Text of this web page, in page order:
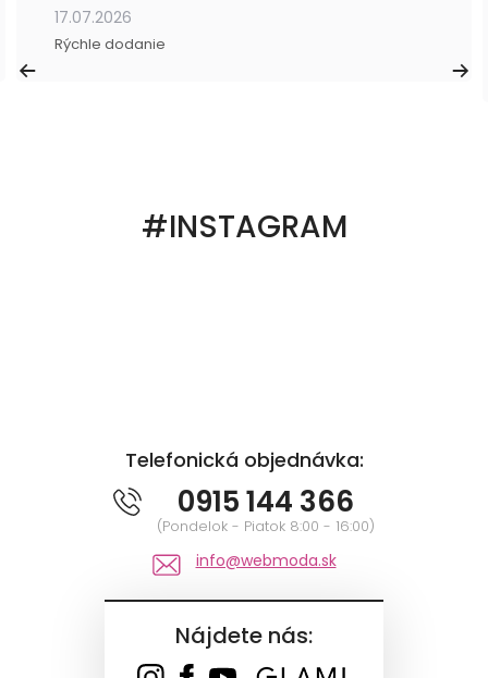
17.07.2026
Rýchle dodanie
#INSTAGRAM
Telefonická objednávka:
0915 144 366
(Pondelok - Piatok 8:00 - 16:00)
info@webmoda.sk
Nájdete nás: